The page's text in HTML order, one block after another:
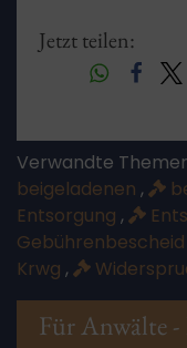
Jetzt teilen:
Verwandte
beigeladenen ,
Entsorgung ,
Gebührenbescheid
Krwg ,
Für Anwälte